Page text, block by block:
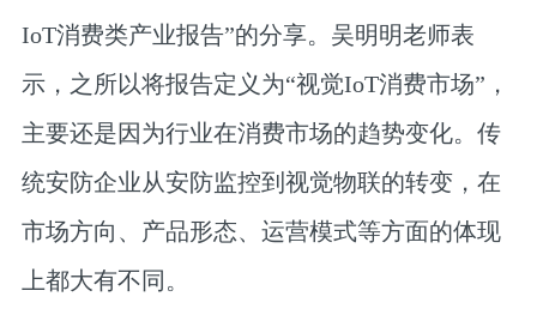
IoT消费类产业报告”的分享。吴明明老师表
示，之所以将报告定义为“视觉IoT消费市场”，
主要还是因为行业在消费市场的趋势变化。传
统安防企业从安防监控到视觉物联的转变，在
市场方向、产品形态、运营模式等方面的体现
上都大有不同。